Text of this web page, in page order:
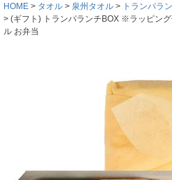
HOME タオル 泉州タオル
トランパラ
(ギフト) トランパランチBOX ※ラッピン
ル お弁当